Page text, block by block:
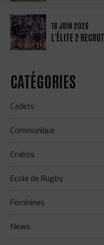
18 JUIN 2026
L'ÉLITE 2
CATÉGORIES
Cadets
Communiqué
Crabos
Ecole de Rugby
Féminines
News